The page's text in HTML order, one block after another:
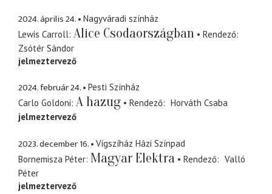
2024. április 24.
Nagyváradi színház
Lewis Carroll Alice Csodaországban
Rendező
Zsótér Sándor
jelmeztervező
2024. február 24.
Pesti Színház
Carlo Goldoni A hazug Rendező
Horváth Csaba
jelmeztervező
2023. december 16.
Vígszíház Házi Színpad
Bornemisza Péter Magyar Elektra Rendező
Valló
Péter
jelmeztervező